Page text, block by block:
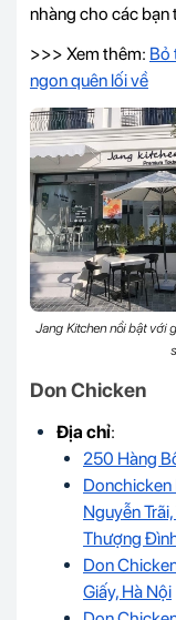
nhàng cho các bạn
>>> Xem thêm: Bỏ
ngon quên lối về
Jang Kitchen nổi bật với
Don Chicken
Địa chỉ:
250 Hàng
Donchicken
Nguyễn
Thượng
Don
Giấy, Hà Nội